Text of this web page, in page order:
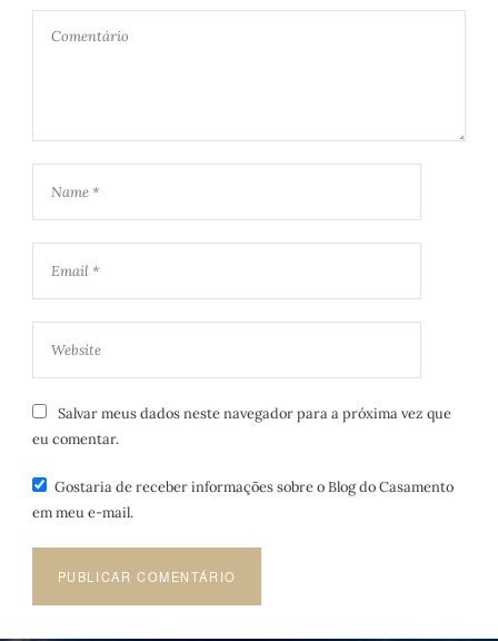
Salvar meus dados neste navegador para a próxima vez que
eu comentar.
Gostaria de receber informações sobre o Blog do Casamento
em meu e-mail.